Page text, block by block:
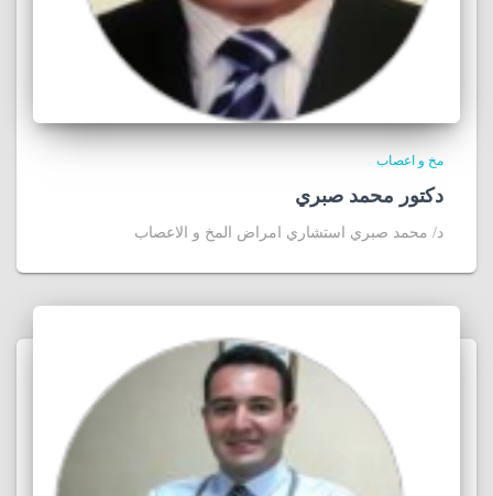
مخ و اعصاب
دكتور محمد صبري
د/ محمد صبري استشاري امراض المخ و الاعصاب